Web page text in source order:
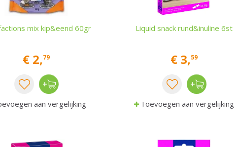
mix kip&eend 60gr
€ 2,79
aan vergelijking
Liquid snack rund&inuline 6st
€ 3,59
Toevoegen aan vergelijking